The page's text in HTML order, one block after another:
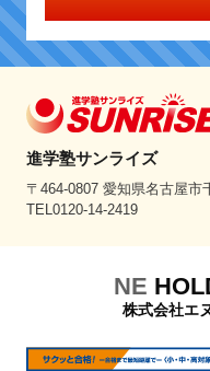
進学塾サンライズ
〒464-0807 愛知県名古屋市
TEL0120-14-2419
NE
株式会社エ